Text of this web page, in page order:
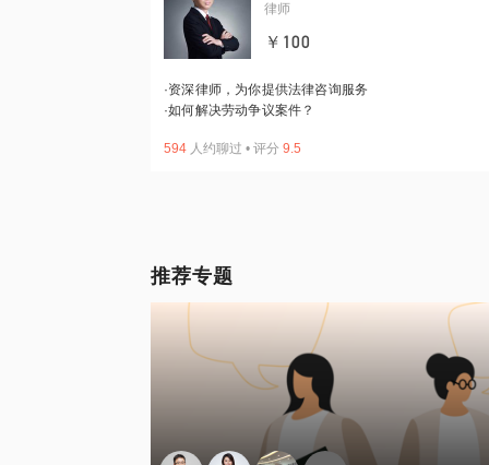
律师
￥100
·资深律师，为你提供法律咨询服务
·如何解决劳动争议案件？
594 人约聊过 • 评分 9.5
推荐专题